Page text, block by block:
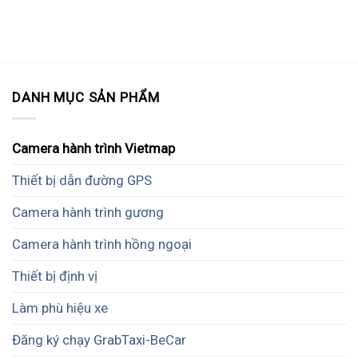
DANH MỤC SẢN PHẨM
Camera hành trình Vietmap
Thiết bị dẫn đường GPS
Camera hành trình gương
Camera hành trình hồng ngoại
Thiết bị định vị
Làm phù hiệu xe
Đăng ký chạy GrabTaxi-BeCar